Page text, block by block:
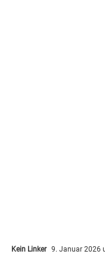
Kein Linker 9. Januar 2026